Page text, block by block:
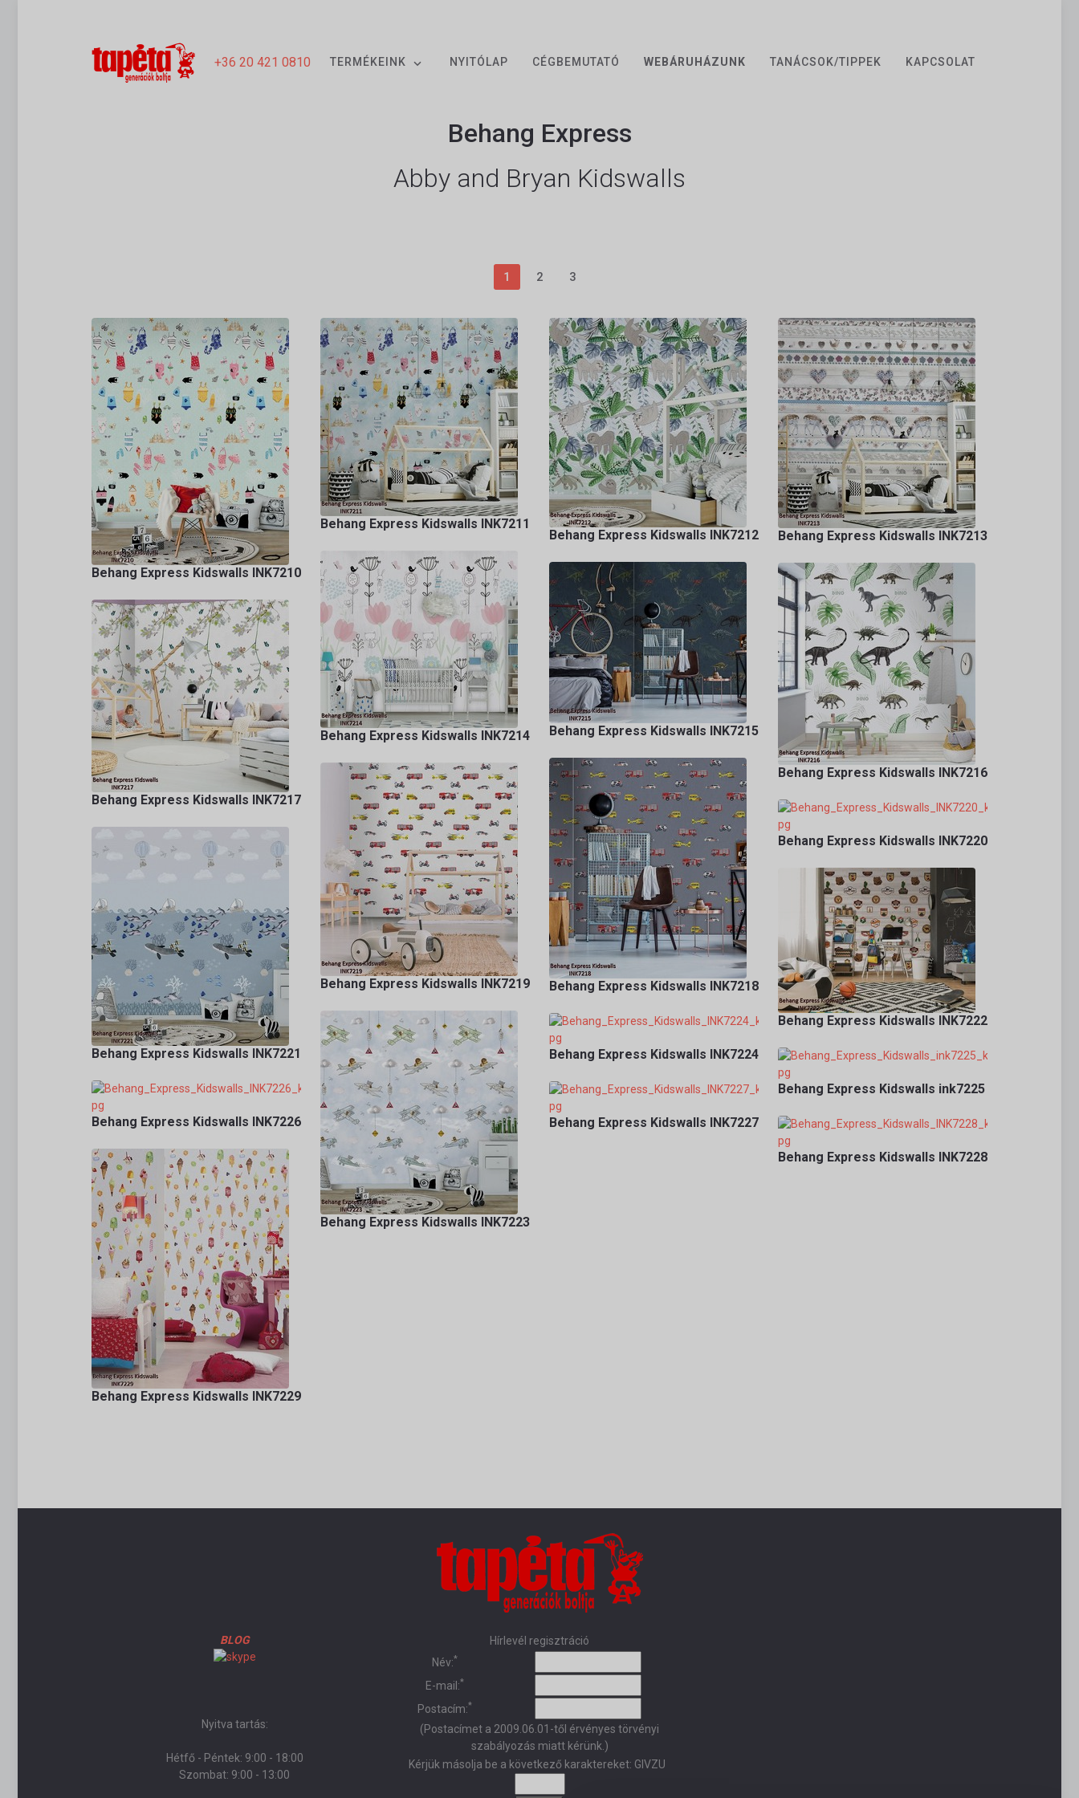
+36 20 421 0810 TERMÉKEINK NYITÓLAP CÉGBEMUTATÓ WEBÁRUHÁZUNK TANÁCSOK/TIPPEK KAPCSOLAT
Behang Express
Abby and Bryan Kidswalls
1 2 3
Behang Express Kidswalls INK7210
Behang Express Kidswalls INK7211
Behang Express Kidswalls INK7212 Behang Express Kidswalls INK7213
Behang Express Kidswalls INK7214 Behang Express Kidswalls INK7215
Behang Express Kidswalls INK7216
Behang Express Kidswalls INK7217
Behang Express Kidswalls INK7218
Behang Express Kidswalls INK7219
Behang Express Kidswalls INK7220
Behang Express Kidswalls INK7221
Behang Express Kidswalls INK7222
Behang Express Kidswalls INK7223
Behang Express Kidswalls INK7224
Behang Express Kidswalls ink7225
Behang Express Kidswalls INK7226 Behang Express Kidswalls INK7227
Behang Express Kidswalls INK7228
Behang Express Kidswalls INK7229
BLOG
Nyitva tartás:
Hétfő - Péntek: 9:00 - 18:00
Szombat: 9:00 - 13:00
Hírlevél regisztráció
Név:*
E-mail:*
Postacím:*
(Postacímet a 2009.06.01-től érvényes törvényi
szabályozás miatt kérünk.)
Kérjük másolja be a következő karaktereket: GIVZU